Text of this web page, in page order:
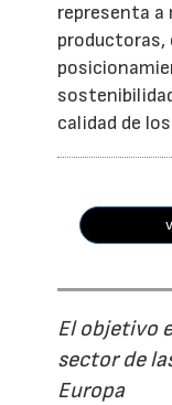
representa a
productoras,
calidad de
El objetivo
sector de
Europa